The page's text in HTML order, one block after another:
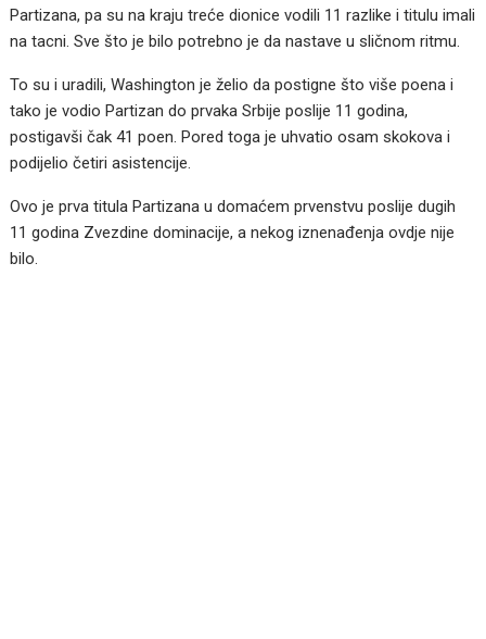
Partizana, pa su na kraju treće dionice vodili 11 razlike i titulu imali
na tacni. Sve što je bilo potrebno je da nastave u sličnom ritmu.
To su i uradili, Washington je želio da postigne što više poena i
tako je vodio Partizan do prvaka Srbije poslije 11 godina,
postigavši čak 41 poen. Pored toga je uhvatio osam skokova i
podijelio četiri asistencije.
Ovo je prva titula Partizana u domaćem prvenstvu poslije dugih
11 godina Zvezdine dominacije, a nekog iznenađenja ovdje nije
bilo.